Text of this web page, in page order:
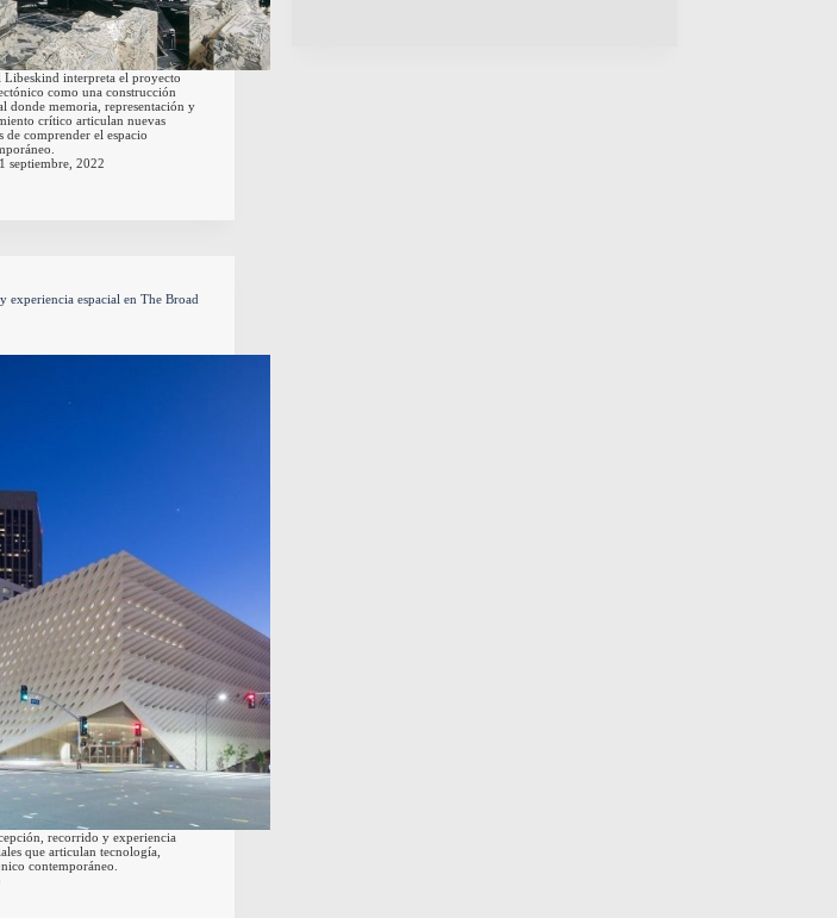
Libeskind interpreta el proyecto
como una construcción
donde memoria, representación y
crítico articulan nuevas
de comprender el espacio
1 septiembre, 2022
espacial en The Broad
recorrido y experiencia
que articulan tecnología,
contemporáneo.